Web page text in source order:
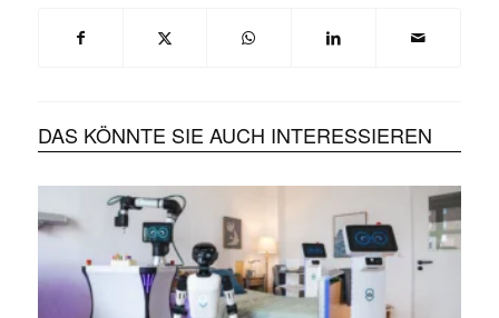
DAS KÖNNTE SIE AUCH INTERESSIEREN